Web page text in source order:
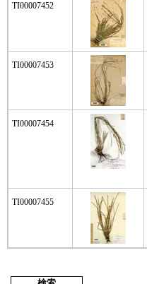
TI00007452
TI00007453
TI00007454
TI00007455